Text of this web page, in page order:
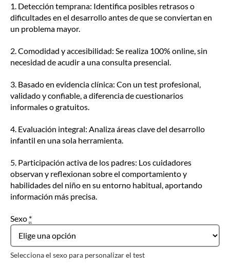
1. Detección temprana: Identifica posibles retrasos o
dificultades en el desarrollo antes de que se conviertan en
un problema mayor.
2. Comodidad y accesibilidad: Se realiza 100% online, sin
necesidad de acudir a una consulta presencial.
3. Basado en evidencia clínica: Con un test profesional,
validado y confiable, a diferencia de cuestionarios
informales o gratuitos.
4. Evaluación integral: Analiza áreas clave del desarrollo
infantil en una sola herramienta.
5. Participación activa de los padres: Los cuidadores
observan y reflexionan sobre el comportamiento y
habilidades del niño en su entorno habitual, aportando
información más precisa.
Sexo *
Selecciona el sexo para personalizar el test